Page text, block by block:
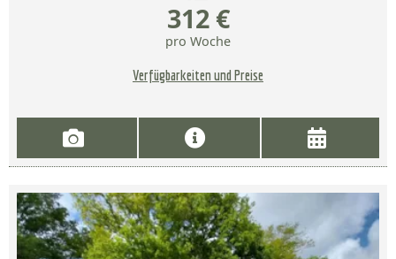
312 €
pro Woche
Verfügbarkeiten und Preise